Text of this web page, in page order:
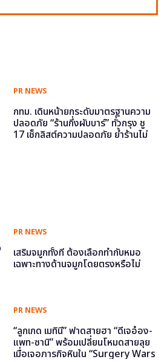
PR NEWS
กทม. เดินหน้ายกระดับมาตรฐานความ
ปลอดภัย “ร้านกึ่งผับบาร์” ทั่วกรุง ชู
17 เช็กลิสต์ความปลอดภัย ย้ำร้านไม่
PR NEWS
เสริมจมูกทั้งที ต้องเลือกทำกับหมอ
เฉพาะทางด้านจมูกโดยตรงหรือไม่
PR NEWS
“ลูกเกด เมทินี” ฟาดสายฮา “ดีเจอ๋อง-
แพท-ซานิ” พร้อมเปลี่ยนโหมดสายลุย
เมื่อเจอภารกิจหินใน “Surgery Wars